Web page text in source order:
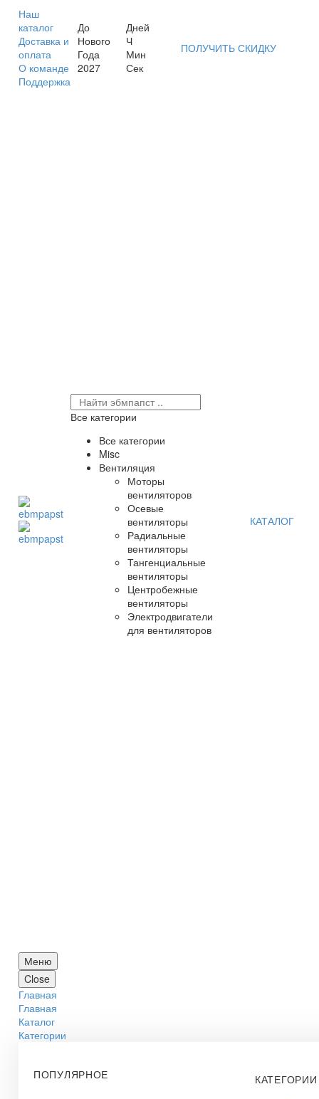
Наш
каталог
Доставка и
оплата
О команде
Поддержка
До
Нового
Года
2027
Дней
Ч
Мин
Сек
ПОЛУЧИТЬ СКИДКУ
Все категории
Все категории
Misc
Вентиляция
Моторы
вентиляторов
Осевые
вентиляторы
Радиальные
вентиляторы
Тангенциальные
вентиляторы
Центробежные
вентиляторы
Электродвигатели
для вентиляторов
КАТАЛОГ
Меню
Close
Главная
Главная
Каталог
Категории
ПОПУЛЯРНОЕ
КАТЕГОРИИ